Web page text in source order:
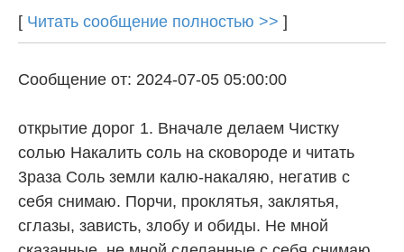
[ Читать сообщение полностью >> ]
Сообщение от: 2024-07-05 05:00:00
открытие дорог 1. Вначале делаем Чистку
солью Накалить соль на сковороде и читать
3раза Соль земли калю-накаляю, негатив с
себя снимаю. Порчи, проклятья, заклятья,
сглазы, зависть, злобу и обиды. Не мной